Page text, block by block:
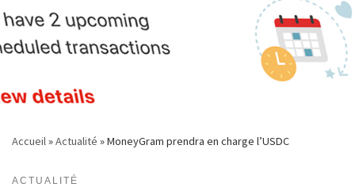
Accueil»Actualité »MoneyGram prendra en charge l’USDC
ACTUALITÉ